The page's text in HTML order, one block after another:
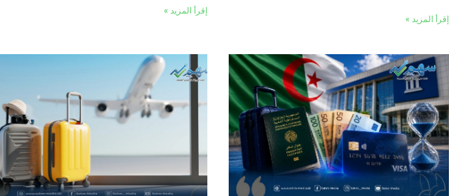
إقرأ المزيد »
إقرأ المزيد »